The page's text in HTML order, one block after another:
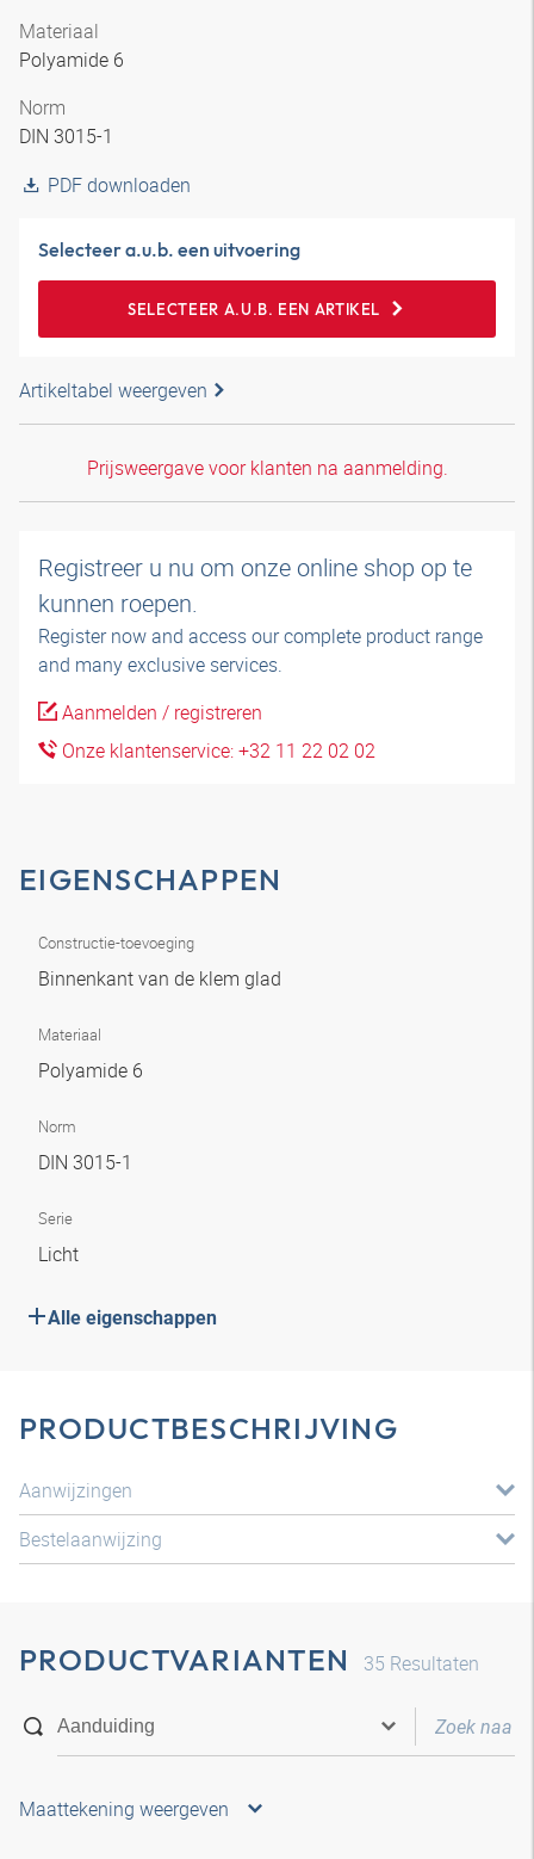
Materiaal
Polyamide 6
Norm
DIN 3015-1
PDF downloaden
Selecteer a.u.b. een uitvoering
SELECTEER A.U.B. EEN ARTIKEL
Artikeltabel weergeven
Prijsweergave voor klanten na aanmelding.
Registreer u nu om onze online shop op te
kunnen roepen.
Register now and access our complete product range
and many exclusive services.
Aanmelden / registreren
Onze klantenservice: +32 11 22 02 02
EIGENSCHAPPEN
Constructie-toevoeging
Binnenkant van de klem glad
Materiaal
Polyamide 6
Norm
DIN 3015-1
Serie
Licht
Alle eigenschappen
PRODUCTBESCHRIJVING
Aanwijzingen
Bestelaanwijzing
PRODUCTVARIANTEN 35 Resultaten
Maattekening weergeven